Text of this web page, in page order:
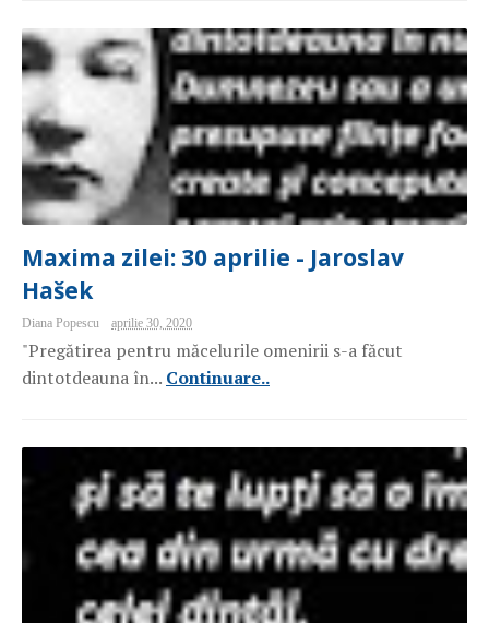
Maxima zilei: 30 aprilie - Jaroslav
Hašek
Diana Popescu aprilie 30, 2020
"Pregătirea pentru măcelurile omenirii s-a făcut
dintotdeauna în... Continuare..